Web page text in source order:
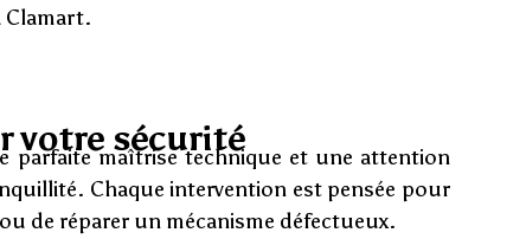
Clamart.
votre sécurité
parfaite maîtrise technique et une attention
Chaque intervention est pensée pour
de réparer un mécanisme défectueux.